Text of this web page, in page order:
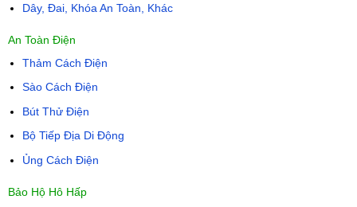
Dây, Đai, Khóa An Toàn, Khác
An Toàn Điện
Thảm Cách Điện
Sào Cách Điện
Bút Thử Điện
Bộ Tiếp Địa Di Động
Ủng Cách Điện
Bảo Hộ Hô Hấp